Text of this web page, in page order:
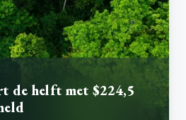
de helft met $224,5